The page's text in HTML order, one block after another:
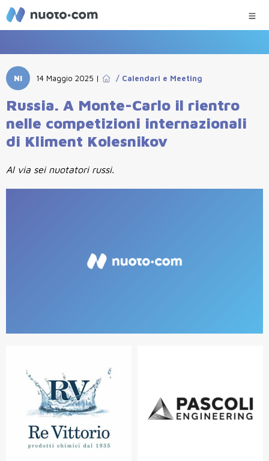
NI 14 Maggio 2025 | / Calendari e Meeting
Russia. A Monte-Carlo il rientro
nelle competizioni internazionali
di Kliment Kolesnikov
Al via sei nuotatori russi.